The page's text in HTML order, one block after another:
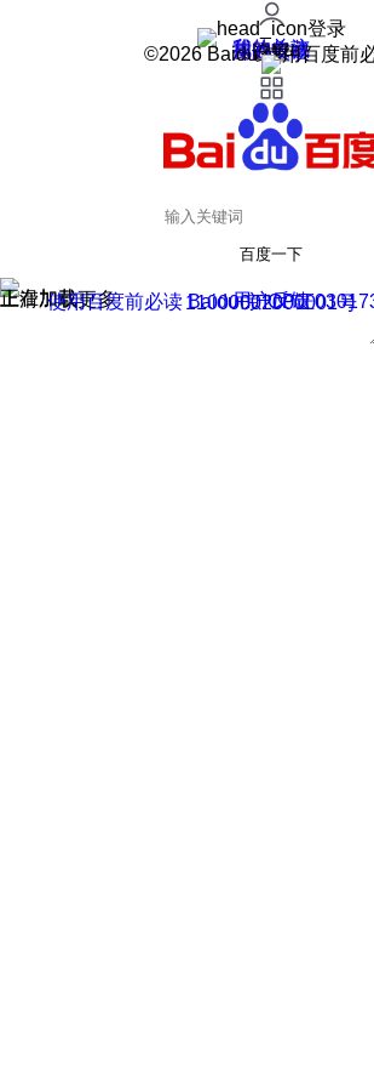
登录
我的关注
我的收藏
皮肤中心
用户反馈
设置
©2026 Baidu 使用百度前
百度一下
正在加载
上滑加载更多 用户反馈
使用百度前必读 Baidu 京ICP证
京公网安备11000002000001号